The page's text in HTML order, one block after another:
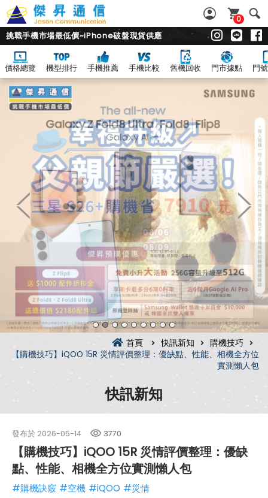
0
挑戰手機市場最低價~iPhone破盤現貨供應
價格總覽 機型排行 手機推薦 手機比較 舊機回收 門市據點 門
首頁 快訊新知
購機技巧
【購機技巧】iQOO 15R 災情評價整理：優缺點、性能、相機全方位
實測懶人包
快訊新知
發布於 2026-05-14 3770
【購機技巧】iQOO 15R 災情評價整理：優缺
點、性能、相機全方位實測懶人包
#購機訣竅 #空機 #iQOO #災情